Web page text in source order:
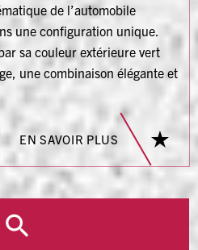
de l’automobile
une configuration unique.
sa couleur extérieure vert
une combinaison élégante et
EN SAVOIR PLUS